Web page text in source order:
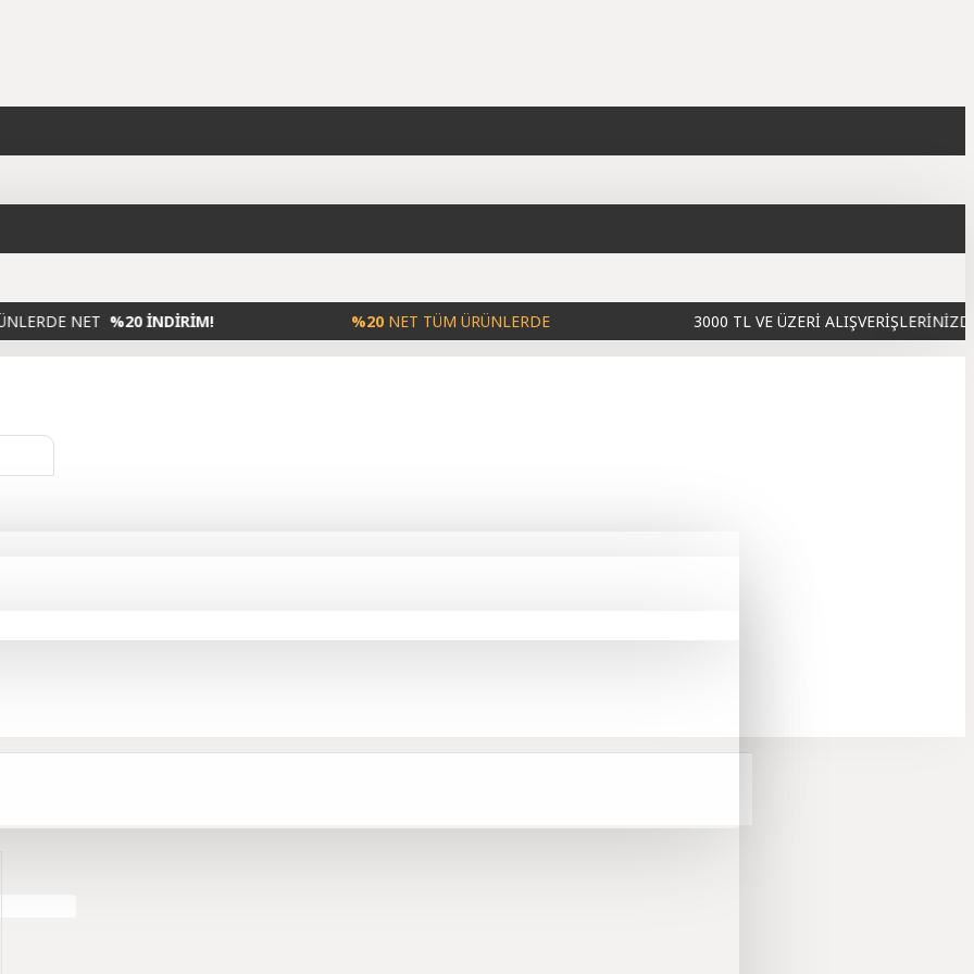
%20 İNDİRİM! NET TÜM ÜRÜNLERDE 3000 TL VE ÜZERİ ALIŞVERİŞLERİNİZDEKARGO